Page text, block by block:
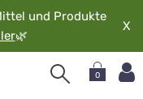
und Produkte
🌿
X
0